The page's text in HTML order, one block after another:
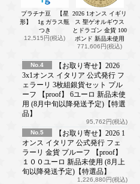
プラチナ豆 【星
形】 1g ガラス瓶
つき
12,515円(税込)
2026 1オンス イギリ
ス 聖ゲオルギウス
とドラゴン 金貨 100
ポンド 新品未使用
771,606円(税込)
No.4
【お取り寄せ】2026
3x1オンス イタリア 公式発行 フ
ェラーリ 3枚組銀貨セット プル
ーフ 【proof】 6ユーロ 新品未使
用 (8月中旬以降発送予定)【特選
品】
95,762円(税込)
No.5
【お取り寄せ】2026 1
オンス イタリア 公式発行 フェ
ラーリ 金貨 プルーフ 【proof】
１００ユーロ 新品未使用 (8月上
旬以降発送予定)【特選品】
1,226,880円(税込)